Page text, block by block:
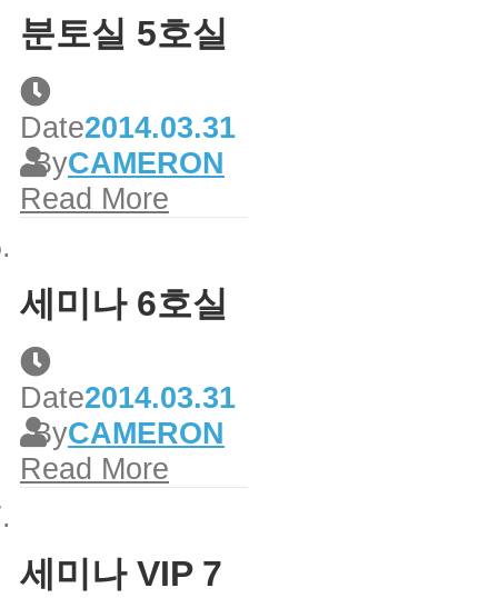
분토실 5호실
Date2014.03.31
ByCAMERON
Read More
세미나 6호실
Date2014.03.31
ByCAMERON
Read More
세미나 VIP 7